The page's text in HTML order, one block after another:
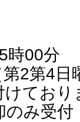
時00分
2第4日
けており
のみ受付